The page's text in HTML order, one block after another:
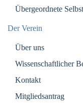
Übergeordnete
Der Verein
Über uns
Wissenschaftlicher
Kontakt
Mitgliedsantrag